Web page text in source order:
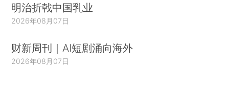
明治折戟中国乳业
2026年08月07日
财新周刊｜AI短剧涌向海外
2026年08月07日